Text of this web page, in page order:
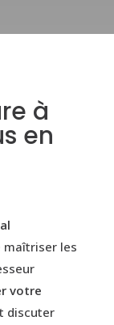
à
en
maîtriser les
votre
discuter